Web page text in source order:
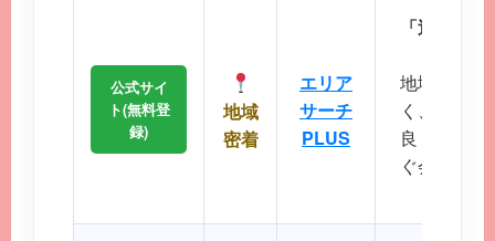
公式サイ
ト(無料登
録)
地域
密着
エリア
サーチ
PLUS
「近所で
地域に根差
く、コス
良く出会
ぐ会える